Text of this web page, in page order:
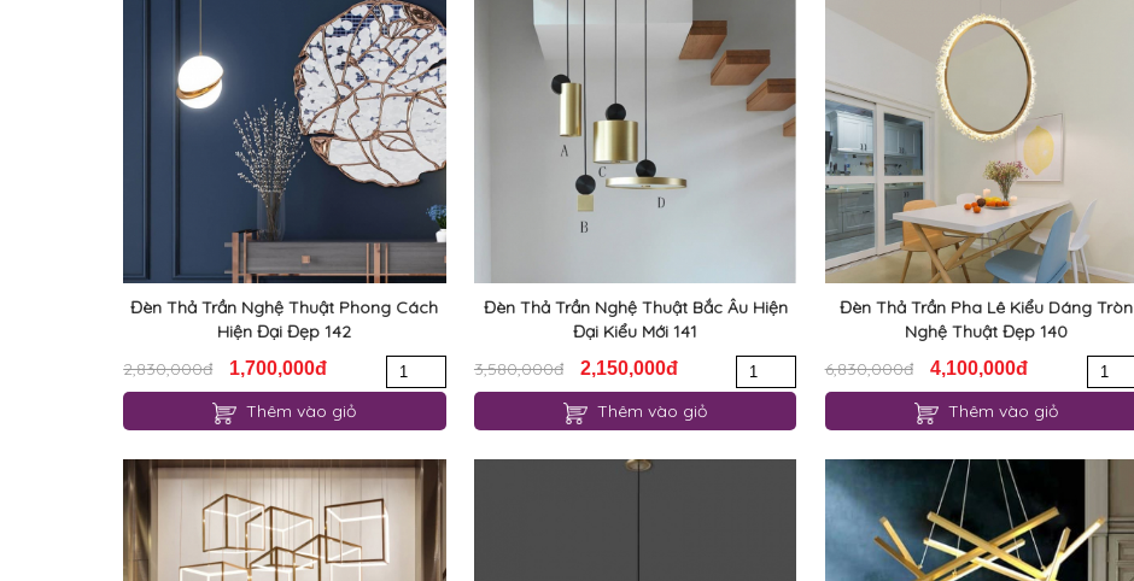
Đèn Thả Trần Nghệ Thuật Phong Cách
Hiện Đại Đẹp 142
2,830,000đ
1,700,000đ
Thêm vào giỏ
Đèn Thả Trần Nghệ Thuật Bắc Âu Hiện
Đại Kiểu Mới 141
3,580,000đ
2,150,000đ
Thêm vào giỏ
Đèn Thả Trần Pha Lê Kiểu Dáng Tròn
Nghệ Thuật Đẹp 140
6,830,000đ
4,100,000đ
Thêm vào giỏ